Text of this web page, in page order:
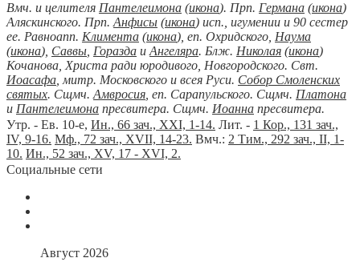
Вмч. и целителя Пантелеимона (икона). Прп. Германа (икона)
Аляскинского. Прп. Анфисы (икона) исп., игумении и 90 сестер
ее. Равноапп. Климента (икона), еп. Охридского, Наума
(икона), Саввы Горазда и Ангеляра. Блж. Николая (икона)
Кочанова, Христа ради юродивого, Новгородского. Свт.
Иоасафа , митр. Московского и всея Руси. Собор Смоленских
святых. Сщмч. Амвросия , еп. Сарапульского. Сщмч. Платона
и Пантелеимона пресвитера. Сщмч. Иоанна пресвитера.
Утр. - Ев. 10-е, Ин., 66 зач., XXI, 1-14. Лит. - 1 Кор., 131 зач.,
IV, 9-16. Мф., 72 зач., XVII, 14-23. Вмч.: 2 Тим., 292 зач., II, 1-
10. Ин., 52 зач., XV, 17 - XVI, 2.
Социальные сети
Август 2026